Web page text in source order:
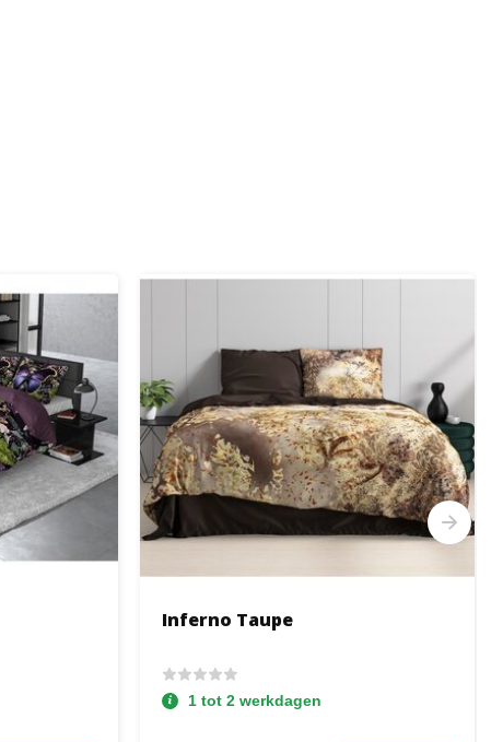
Inferno Taupe
1 tot 2 werkdagen